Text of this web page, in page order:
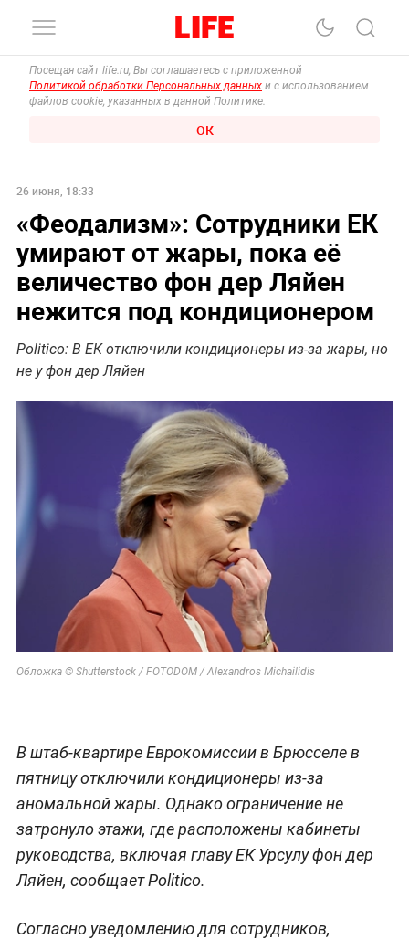
Посещая сайт life.ru, Вы соглашаетесь с приложенной
Политикой обработки Персональных данных и с использованием
файлов cookie, указанных в данной Политике.
ОК
26 июня, 18:33
«Феодализм»: Сотрудники ЕК
умирают от жары, пока её
величество фон дер Ляйен
нежится под кондиционером
Politico: В ЕК отключили кондиционеры из-за жары, но
не у фон дер Ляйен
Обложка © Shutterstock / FOTODOM / Alexandros Michailidis
В штаб-квартире Еврокомиссии в Брюсселе в
пятницу отключили кондиционеры из-за
аномальной жары. Однако ограничение не
затронуло этажи, где расположены кабинеты
руководства, включая главу ЕК Урсулу фон дер
Ляйен, сообщает Politico.
Согласно уведомлению для сотрудников,